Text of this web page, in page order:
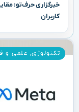
خبرگزاری حرف‌تو:
کاربران
تکنولوژی, علمی و